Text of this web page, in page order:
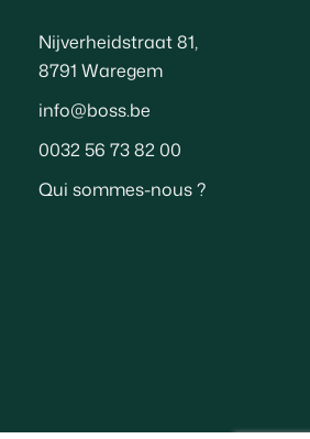
Nijverheidstraat 81,
8791 Waregem
info@boss.be
0032 56 73 82 00
Qui sommes-nous ?